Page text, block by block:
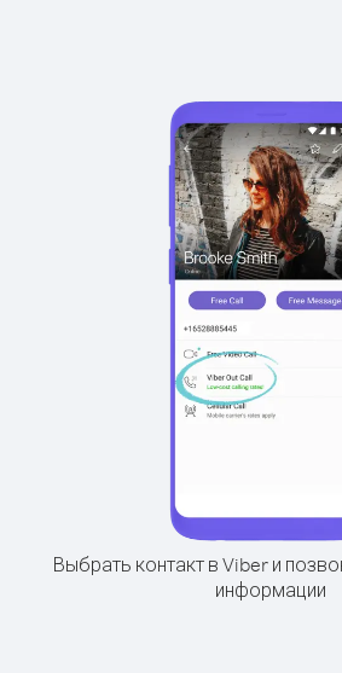
Выбрать контакт в Viber и
информации